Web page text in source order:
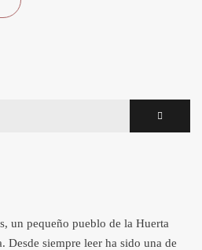
un pequeño pueblo de la Huerta
Desde siempre leer ha sido una de